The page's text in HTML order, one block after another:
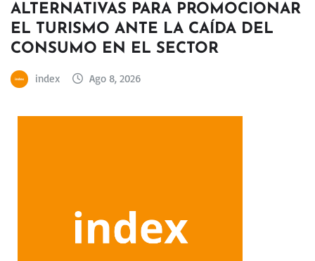
ALTERNATIVAS PARA PROMOCIONAR
EL TURISMO ANTE LA CAÍDA DEL
CONSUMO EN EL SECTOR
index Ago 8, 2026